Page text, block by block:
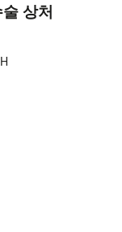
상처
quantity